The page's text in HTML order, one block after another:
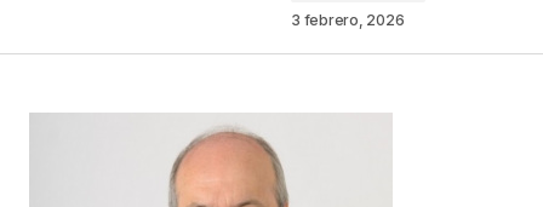
3 febrero, 2026